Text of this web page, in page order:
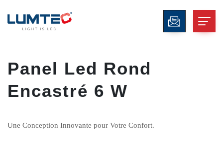
Panel Led Rond
Encastré 6 W
Une Conception Innovante pour Votre Confort.